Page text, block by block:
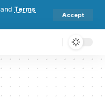
and Terms
Accept